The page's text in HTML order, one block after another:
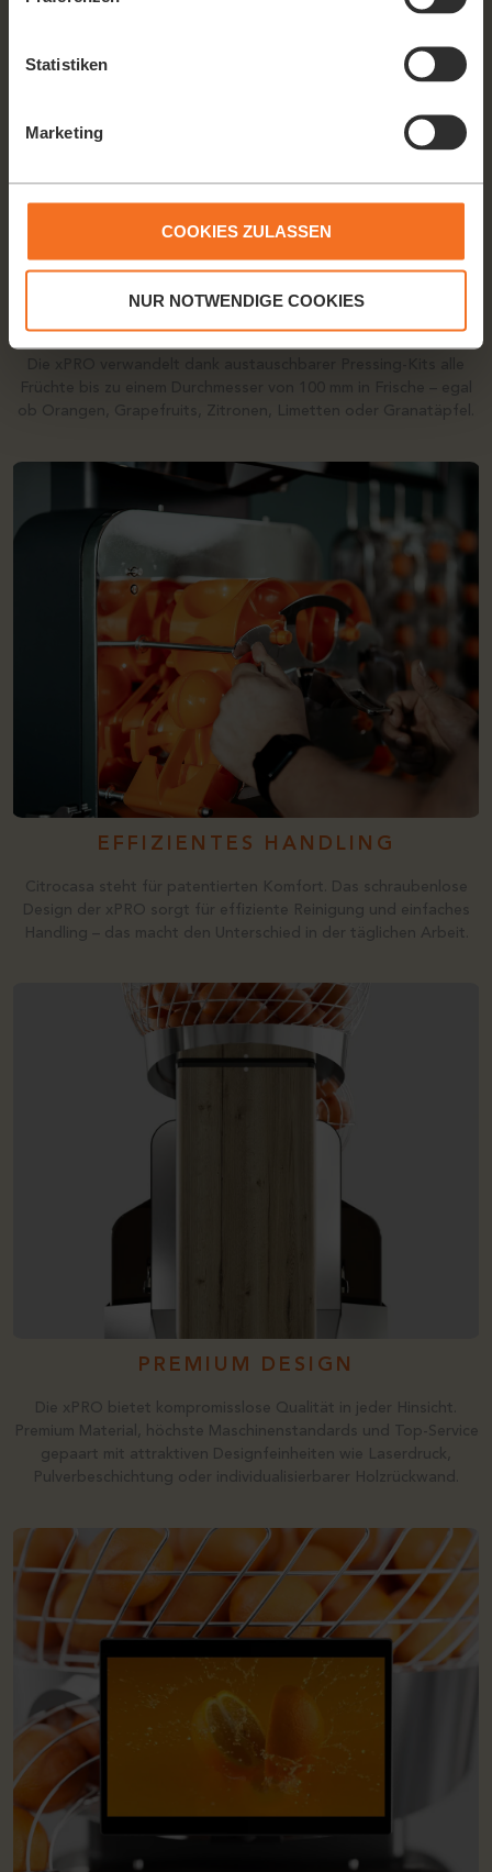
Statistiken
Marketing
COOKIES ZULASSEN
NUR NOTWENDIGE COOKIES
ob Orangen, Grapefruits, Zitronen, Limetten oder Granatäpfel.
EFFIZIENTES HANDLING
Citrocasa steht für patentierten Komfort. Das schraubenlose
Design der xPRO sorgt für effiziente Reinigung und einfaches
Handling – das macht den Unterschied in der täglichen Arbeit.
PREMIUM DESIGN
Die xPRO bietet kompromisslose Qualität in jeder Hinsicht.
Premium Material, höchste Maschinenstandards und Top-Service
gepaart mit attraktiven Designfeinheiten wie Laserdruck,
Pulverbeschichtung oder individualisierbarer Holzrückwand.